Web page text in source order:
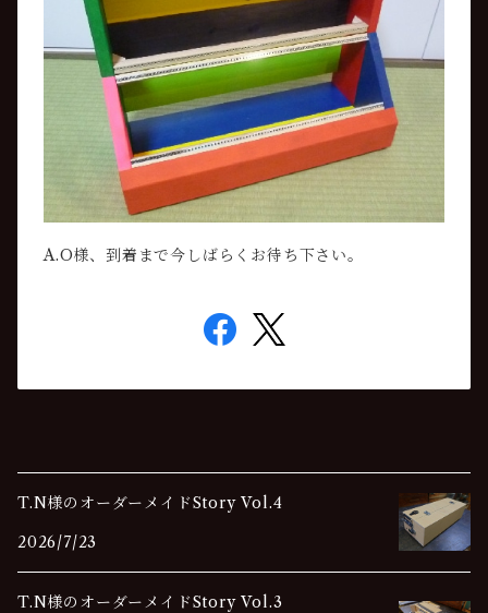
A.O様、到着まで今しばらくお待ち下さい。
T.N様のオーダーメイドStory Vol.4
2026/7/23
T.N様のオーダーメイドStory Vol.3